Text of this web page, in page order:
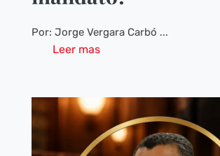
Por: Jorge Vergara Carbó ...
Leer mas